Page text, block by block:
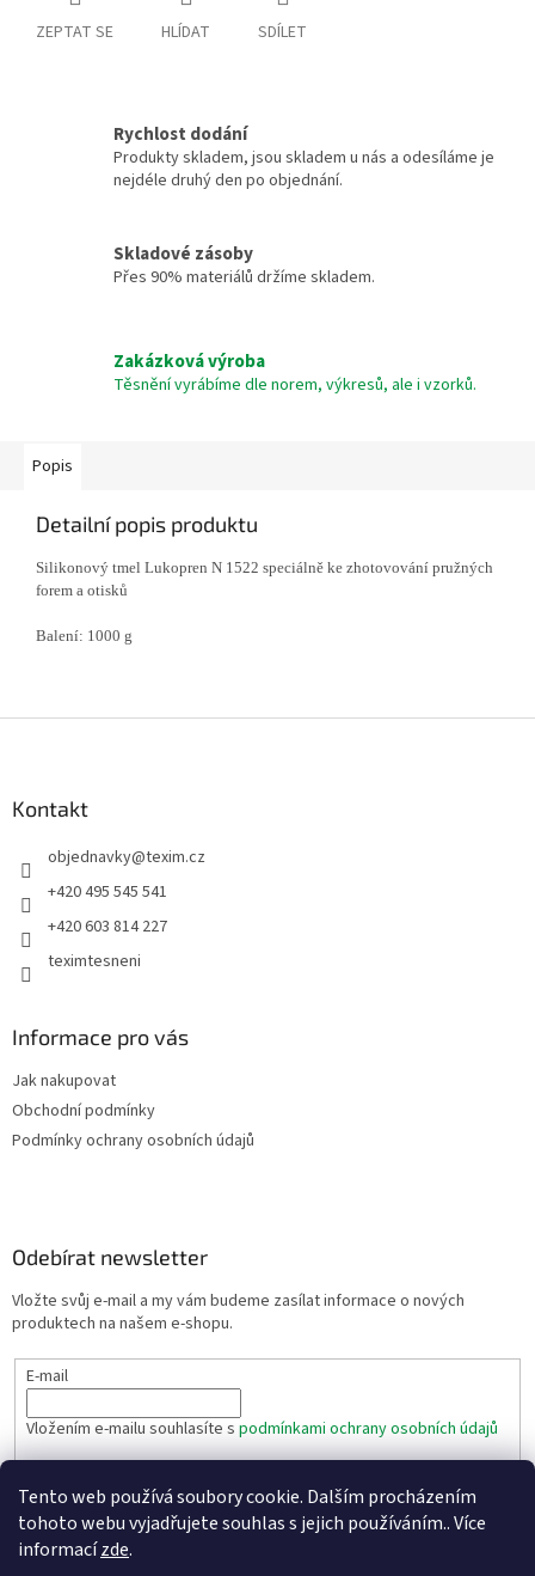
Tento web používá soubory cookie. Dalším procházením
tohoto webu vyjadřujete souhlas s jejich používáním.. Více
informacízde.
ZEPTAT SE HLÍDAT SDÍLET
Rychlost dodání
Produkty skladem, jsou skladem u nás a odesíláme je
nejdéle druhý den po objednání.
Skladové zásoby
Přes 90% materiálů držíme skladem.
Zakázková výroba
Těsnění vyrábíme dle norem, výkresů, ale i vzorků.
Popis
Detailní popis produktu
Silikonový tmel Lukopren N 1522 speciálně ke zhotovování pružných
forem a otisků
Balení: 1000 g
Kontakt
objednavky@texim.cz
+420 495 545 541
+420 603 814 227
teximtesneni
Informace pro vás
Jak nakupovat
Obchodní podmínky
Podmínky ochrany osobních údajů
Odebírat newsletter
Vložte svůj e-mail a my vám budeme zasílat informace o nových
produktech na našem e-shopu.
E-mail
Vložením e-mailu souhlasíte s podmínkami ochrany osobních údajů
PŘIHLÁSIT SE